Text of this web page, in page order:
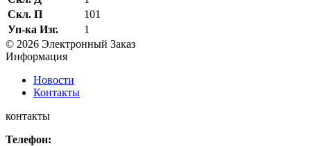
Скл. П
101
Уп-ка Изг.
1
© 2026 Электронный Заказ
Информация
Новости
Контакты
контакты
Телефон: